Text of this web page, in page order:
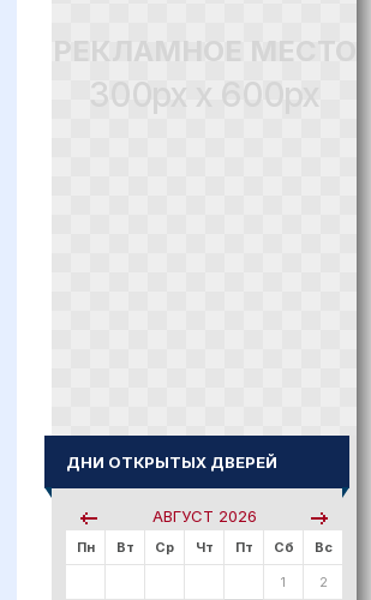
РЕКЛАМНОЕ МЕСТО
300px x 600px
ДНИ ОТКРЫТЫХ ДВЕРЕЙ
АВГУСТ 2026
Пн Вт Ср Чт Пт Сб Вс
1 2